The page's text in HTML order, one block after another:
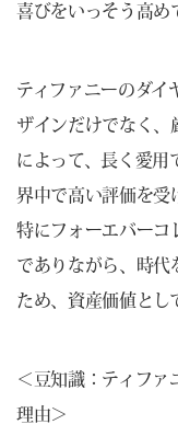
喜びをいっそう高め
ティファニーのダイ
ザインだけでなく、
によって、長く愛用
界中で高い評価を受
特にフォーエバーコ
でありながら、時代
ため、資産価値とし
＜豆知識：ティファ
理由＞